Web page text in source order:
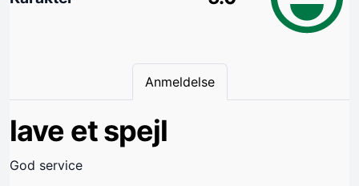
Anmeldelse
lave et spejl
God service